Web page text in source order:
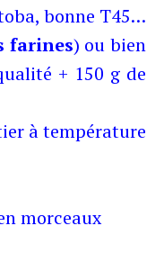
bonne T45…
farines) ou bien
+ 150 g de
à température
morceaux